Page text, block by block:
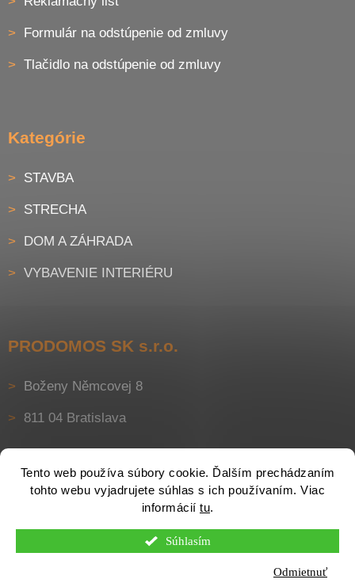
Tento web používa súbory cookie. Ďalším prechádzaním
tohto webu vyjadrujete súhlas s ich používaním. Viac
informácií tu.
Súhlasím
Odmietnuť
Formulár na odstúpenie od zmluvy
Tlačidlo na odstúpenie od zmluvy
Kategórie
STAVBA
STRECHA
DOM A ZÁHRADA
VYBAVENIE INTERIÉRU
PRODOMOS SK s.r.o.
Boženy Němcovej 8
811 04 Bratislava
Vytvoril Shoptet